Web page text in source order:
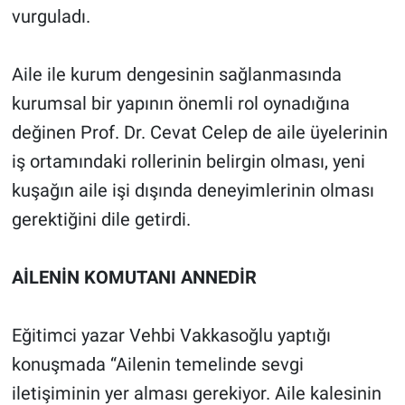
vurguladı.
Aile ile kurum dengesinin sağlanmasında
kurumsal bir yapının önemli rol oynadığına
değinen Prof. Dr. Cevat Celep de aile üyelerinin
iş ortamındaki rollerinin belirgin olması, yeni
kuşağın aile işi dışında deneyimlerinin olması
gerektiğini dile getirdi.
AİLENİN KOMUTANI ANNEDİR
Eğitimci yazar Vehbi Vakkasoğlu yaptığı
konuşmada “Ailenin temelinde sevgi
iletişiminin yer alması gerekiyor. Aile kalesinin